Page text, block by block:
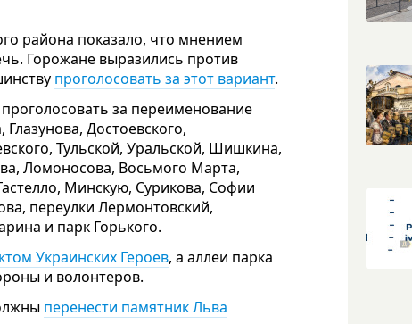
района показало, что мнением
Горожане выразились против
проголосовать за этот вариант.
за переименование
Достоевского,
Тульской, Уральской, Шишкина,
Ломоносова, Восьмого Марта,
Минскую, Сурикова, Софии
переулки Лермонтовский,
и парк Горького.
Украинских Героев, а аллеи парка
и волонтеров.
перенести памятник Льва